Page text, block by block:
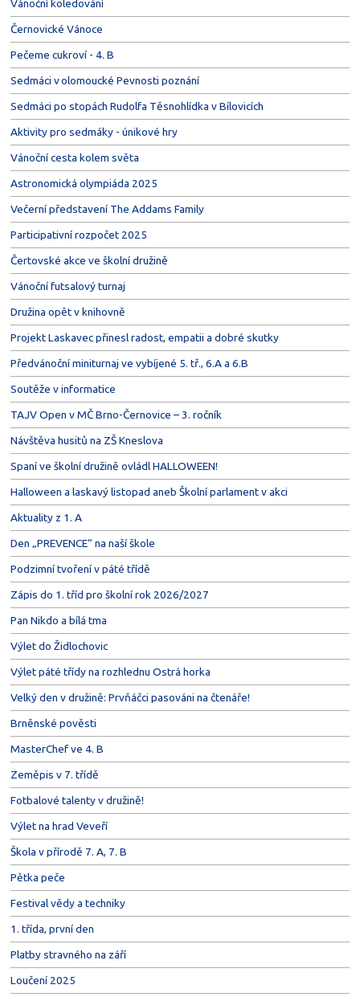
Vánoční koledování
Černovické Vánoce
Pečeme cukroví - 4. B
Sedmáci v olomoucké Pevnosti poznání
Sedmáci po stopách Rudolfa Těsnohlídka v Bílovicích
Aktivity pro sedmáky - únikové hry
Vánoční cesta kolem světa
Astronomická olympiáda 2025
Večerní představení The Addams Family
Participativní rozpočet 2025
Čertovské akce ve školní družině
Vánoční futsalový turnaj
Družina opět v knihovně
Projekt Laskavec přinesl radost, empatii a dobré skutky
Předvánoční miniturnaj ve vybíjené 5. tř., 6.A a 6.B
Soutěže v informatice
TAJV Open v MČ Brno-Černovice – 3. ročník
Návštěva husitů na ZŠ Kneslova
Spaní ve školní družině ovládl HALLOWEEN!
Halloween a laskavý listopad aneb Školní parlament v akci
Aktuality z 1. A
Den „PREVENCE“ na naší škole
Podzimní tvoření v páté třídě
Zápis do 1. tříd pro školní rok 2026/2027
Pan Nikdo a bílá tma
Výlet do Židlochovic
Výlet páté třídy na rozhlednu Ostrá horka
Velký den v družině: Prvňáčci pasováni na čtenáře!
Brněnské pověsti
MasterChef ve 4. B
Zeměpis v 7. třídě
Fotbalové talenty v družině!
Výlet na hrad Veveří
Škola v přírodě 7. A, 7. B
Pětka peče
Festival vědy a techniky
1. třída, první den
Platby stravného na září
Loučení 2025